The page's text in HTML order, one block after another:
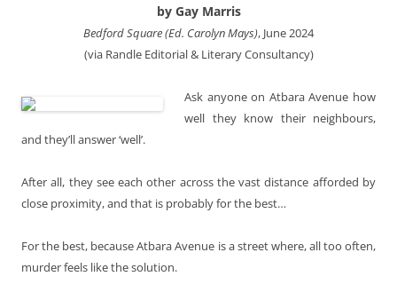
by Gay Marris
Bedford Square (Ed. Carolyn Mays), June 2024
(via Randle Editorial & Literary Consultancy)
Ask anyone on Atbara Avenue how
well they know their neighbours,
and they’ll answer ‘well’.
After all, they see each other across the vast distance afforded by
close proximity, and that is probably for the best…
For the best, because Atbara Avenue is a street where, all too often,
murder feels like the solution.